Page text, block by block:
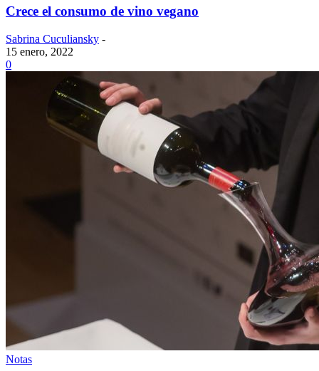
Crece el consumo de vino vegano
Sabrina Cuculiansky -
15 enero, 2022
0
Notas